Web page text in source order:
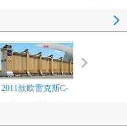
2011款欧雷克斯C-
尺寸
尺寸